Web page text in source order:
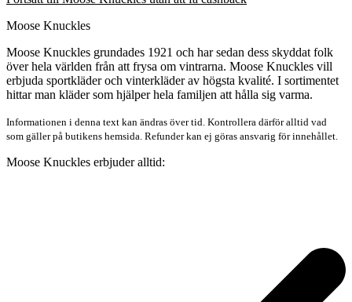
Moose Knuckles
Moose Knuckles grundades 1921 och har sedan dess skyddat folk
över hela världen från att frysa om vintrarna. Moose Knuckles vill
erbjuda sportkläder och vinterkläder av högsta kvalité. I sortimentet
hittar man kläder som hjälper hela familjen att hålla sig varma.
Informationen i denna text kan ändras över tid. Kontrollera därför alltid vad
som gäller på butikens hemsida. Refunder kan ej göras ansvarig för innehållet.
Moose Knuckles erbjuder alltid: